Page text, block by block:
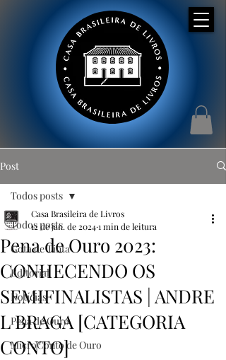
Post
Todos posts
Gota de Tinta
Editorial
Notícias
Pena de Ouro
MicroConto de Ouro
Todos posts
Pena de Ouro 2023:
CONHECENDO OS
SEMIFINALISTAS | ANDRE
L BRAGA [CATEGORIA
CONTO]
Casa Brasileira de Livros
12 de jan. de 20241 min de leitura